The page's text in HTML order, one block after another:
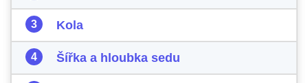
Kola
Šířka a hloubka sedu